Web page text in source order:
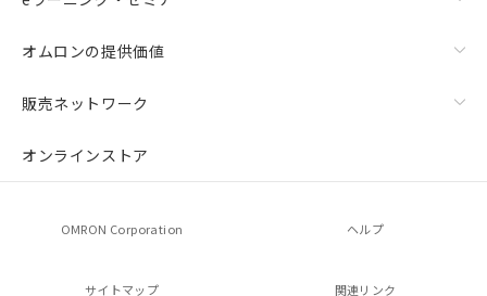
オムロンの提供価値
販売ネットワーク
オンラインストア
OMRON Corporation ヘルプ
サイトマップ 関連リンク